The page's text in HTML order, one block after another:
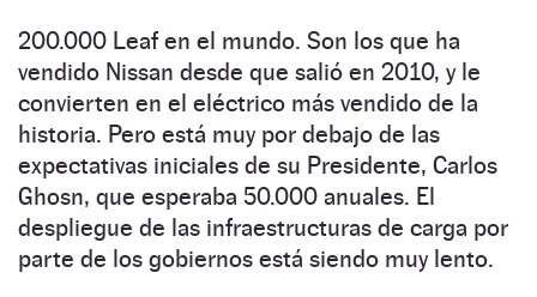
200.000 Leaf en el mundo. Son los que ha
vendido Nissan desde que salió en 2010, y le
convierten en el eléctrico más vendido de la
historia. Pero está muy por debajo de las
expectativas iniciales de su Presidente, Carlos
Ghosn, que esperaba 50.000 anuales. El
despliegue de las infraestructuras de carga por
parte de los gobiernos está siendo muy lento.